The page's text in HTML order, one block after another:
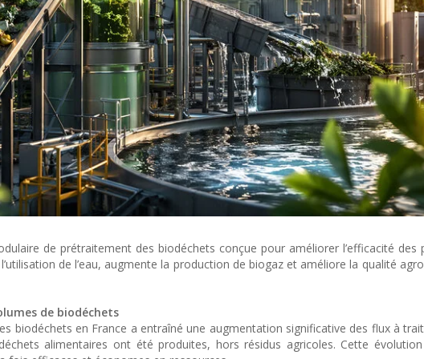
de prétraitement des biodéchets conçue pour améliorer l’efficacité des
de l’eau, augmente la production de biogaz et améliore la qualité
de biodéchets
biodéchets en France a entraîné une augmentation significative des flux à
alimentaires ont été produites, hors résidus agricoles. Cette